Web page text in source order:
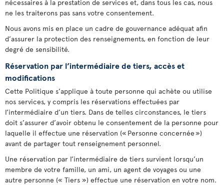
nécessaires à la prestation de services et, dans tous les cas, nous
ne les traiterons pas sans votre consentement.
Nous avons mis en place un cadre de gouvernance adéquat afin
d’assurer la protection des renseignements, en fonction de leur
degré de sensibilité.
Réservation par l’intermédiaire de tiers, accès et
modifications
Cette Politique s’applique à toute personne qui achète ou utilise
nos services, y compris les réservations effectuées par
l’intermédiaire d’un tiers. Dans de telles circonstances, le tiers
doit s’assurer d’avoir obtenu le consentement de la personne pour
laquelle il effectue une réservation (« Personne concernée »)
avant de partager tout renseignement personnel.
Une réservation par l’intermédiaire de tiers survient lorsqu’un
membre de votre famille, un ami, un agent de voyages ou une
autre personne (« Tiers ») effectue une réservation en votre nom.